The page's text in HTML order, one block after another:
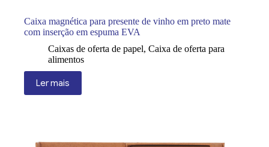
Caixa magnética para presente de vinho em preto mate
com inserção em espuma EVA
Caixas de oferta de papel, Caixa de oferta para
alimentos
Ler mais